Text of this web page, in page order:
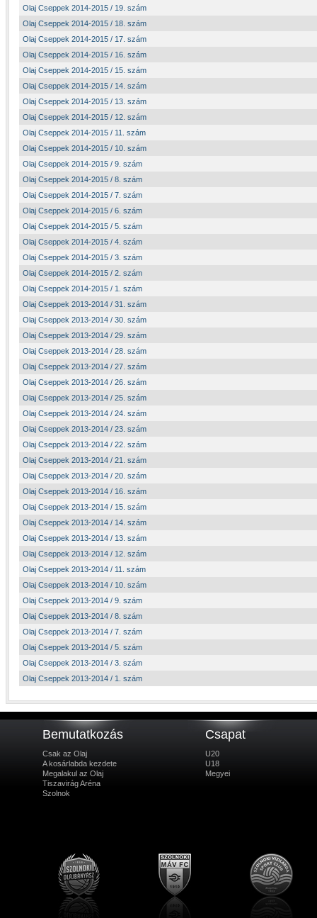
Olaj Cseppek 2014-2015 / 19. szám
Olaj Cseppek 2014-2015 / 18. szám
Olaj Cseppek 2014-2015 / 17. szám
Olaj Cseppek 2014-2015 / 16. szám
Olaj Cseppek 2014-2015 / 15. szám
Olaj Cseppek 2014-2015 / 14. szám
Olaj Cseppek 2014-2015 / 13. szám
Olaj Cseppek 2014-2015 / 12. szám
Olaj Cseppek 2014-2015 / 11. szám
Olaj Cseppek 2014-2015 / 10. szám
Olaj Cseppek 2014-2015 / 9. szám
Olaj Cseppek 2014-2015 / 8. szám
Olaj Cseppek 2014-2015 / 7. szám
Olaj Cseppek 2014-2015 / 6. szám
Olaj Cseppek 2014-2015 / 5. szám
Olaj Cseppek 2014-2015 / 4. szám
Olaj Cseppek 2014-2015 / 3. szám
Olaj Cseppek 2014-2015 / 2. szám
Olaj Cseppek 2014-2015 / 1. szám
Olaj Cseppek 2013-2014 / 31. szám
Olaj Cseppek 2013-2014 / 30. szám
Olaj Cseppek 2013-2014 / 29. szám
Olaj Cseppek 2013-2014 / 28. szám
Olaj Cseppek 2013-2014 / 27. szám
Olaj Cseppek 2013-2014 / 26. szám
Olaj Cseppek 2013-2014 / 25. szám
Olaj Cseppek 2013-2014 / 24. szám
Olaj Cseppek 2013-2014 / 23. szám
Olaj Cseppek 2013-2014 / 22. szám
Olaj Cseppek 2013-2014 / 21. szám
Olaj Cseppek 2013-2014 / 20. szám
Olaj Cseppek 2013-2014 / 16. szám
Olaj Cseppek 2013-2014 / 15. szám
Olaj Cseppek 2013-2014 / 14. szám
Olaj Cseppek 2013-2014 / 13. szám
Olaj Cseppek 2013-2014 / 12. szám
Olaj Cseppek 2013-2014 / 11. szám
Olaj Cseppek 2013-2014 / 10. szám
Olaj Cseppek 2013-2014 / 9. szám
Olaj Cseppek 2013-2014 / 8. szám
Olaj Cseppek 2013-2014 / 7. szám
Olaj Cseppek 2013-2014 / 5. szám
Olaj Cseppek 2013-2014 / 3. szám
Olaj Cseppek 2013-2014 / 1. szám
Bemutatkozás
Csak az Olaj
A kosárlabda kezdete
Megalakul az Olaj
Tiszavirág Aréna
Szolnok
Csapat
U20
U18
Megyei